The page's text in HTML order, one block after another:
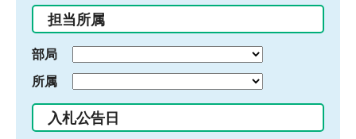
入
力
担当所属
部局
所属
入札公告日